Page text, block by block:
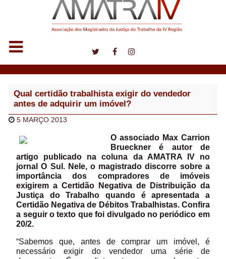
Qual certidão trabalhista exigir do vendedor
antes de adquirir um imóvel?
5 MARÇO 2013
O associado Max Carrion
Brueckner é autor de
artigo publicado na coluna da AMATRA IV no
jornal O Sul. Nele, o magistrado discorre sobre a
importância dos compradores de imóveis
exigirem a Certidão Negativa de Distribuição da
Justiça do Trabalho quando é apresentada a
Certidão Negativa de Débitos Trabalhistas. Confira
a seguir o texto que foi divulgado no periódico em
20/2.
“Sabemos que, antes de comprar um imóvel, é
necessário exigir do vendedor uma série de